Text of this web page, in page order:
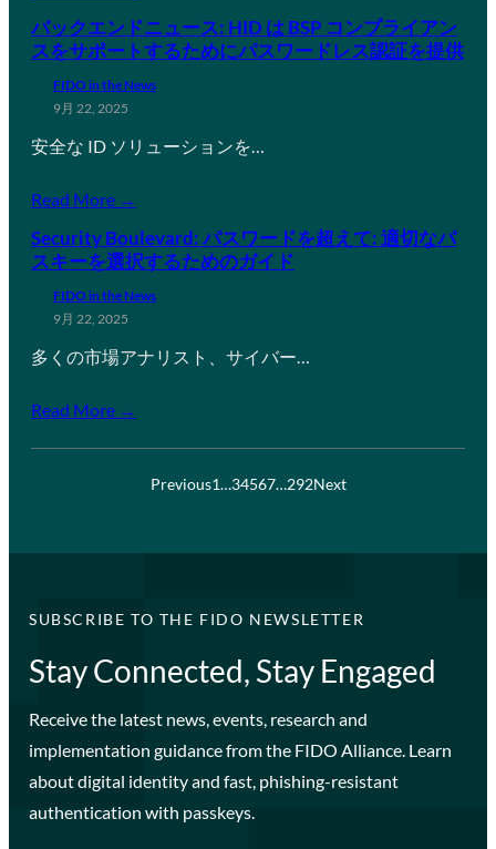
バックエンドニュース: HID は BSP コンプライアン
スをサポートするためにパスワードレス認証を提供
FIDO in the News
9月 22, 2025
安全な ID ソリューションを…
Read More →
Security Boulevard: パスワードを超えて: 適切なパ
スキーを選択するためのガイド
FIDO in the News
9月 22, 2025
多くの市場アナリスト、サイバー…
Read More →
Previous1…34567…292Next
SUBSCRIBE TO THE FIDO NEWSLETTER
Stay Connected, Stay Engaged
Receive the latest news, events, research and
implementation guidance from the FIDO Alliance. Learn
about digital identity and fast, phishing-resistant
authentication with passkeys.